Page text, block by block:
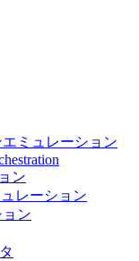
ミュレーション
ン
レーション
ン